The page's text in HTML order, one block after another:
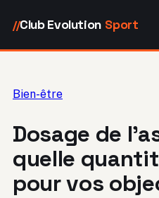
//Club Evolution Sport
Bien-être
Dosage de
quelle
pour vos